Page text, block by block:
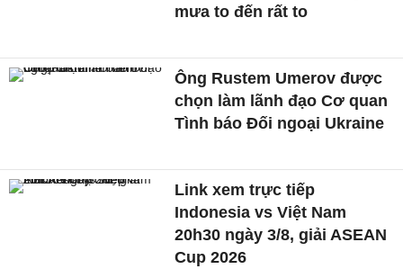
mưa to đến rất to
Ông Rustem Umerov được
chọn làm lãnh đạo Cơ quan
Tình báo Đối ngoại Ukraine
Link xem trực tiếp
Indonesia vs Việt Nam
20h30 ngày 3/8, giải ASEAN
Cup 2026